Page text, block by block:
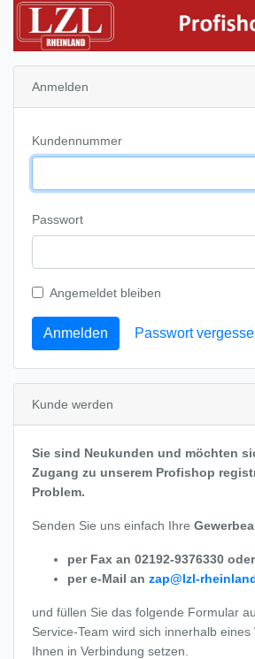
Anmelden
Kundennummer
Passwort
Angemeldet bleiben
Anmelden Passwort
Kunde werden
Sie sind Neukunden und möchten
Zugang zu unserem Profishop
Problem.
Senden Sie uns einfach Ihre
per Fax an 02192-9376330 oder
per e-Mail an zap@lzl-
und füllen Sie das folgende Formular
Service-Team wird sich innerhalb
Ihnen in Verbindung setzen.